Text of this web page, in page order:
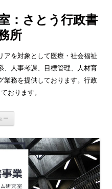
：さとう行政書
所
アを対象として医療・社会福祉
、人事考課、目標管理、人材育
業務を提供しております。行政
おります。
ー
ツ
へ
ッ
プ